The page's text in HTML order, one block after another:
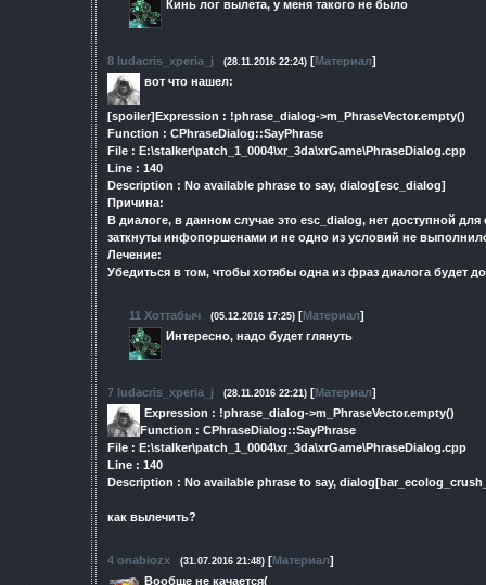
Кинь лог вылета, у меня такого не было
8 ludacris_xperia_j (28.11.2016 22:24) [Материал]
вот что нашел:
[spoiler]Expression : !phrase_dialog->m_PhraseVector.empty()
Function : CPhraseDialog::SayPhrase
File : E:\stalker\patch_1_0004\xr_3da\xrGame\PhraseDialog.cpp
Line : 140
Description : No available phrase to say, dialog[esc_dialog]
Причина:
В диалоге, в данном случае это esc_dialog, нет доступной
заткнуты инфопоршенами и не одно из условий не
Лечение:
Убедиться в том, чтобы хотябы одна из фраз диалога будет
11 Хоттабыч (05.12.2016 17:25) [Материал]
Интересно, надо будет глянуть
7 ludacris_xperia_j (28.11.2016 22:21) [Материал]
Expression : !phrase_dialog->m_PhraseVector.empty()
Function : CPhraseDialog::SayPhrase
File : E:\stalker\patch_1_0004\xr_3da\xrGame\PhraseDialog.cpp
Line : 140
Description : No available phrase to say,
как вылечить?
4 onabiozx (31.07.2016 21:48) [Материал]
Вообще не качается(